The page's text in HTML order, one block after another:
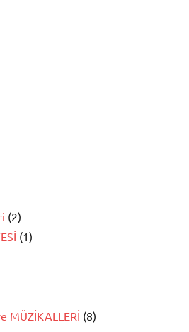
(2)
(1)
MÜZİKALLERİ (8)